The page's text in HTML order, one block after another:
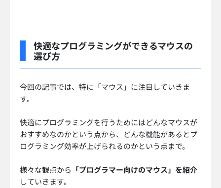
快適なプログラミングができるマウスの
選び方
今回の記事では、特に「マウス」に注目していきま
す。
快適にプログラミングを行うためにはどんなマウスが
おすすめなのかという点から、どんな機能があるとプ
ログラミング効率が上げられるのかという点まで。
様々な観点から 「プログラマー向けのマウス」を紹介
していきます。